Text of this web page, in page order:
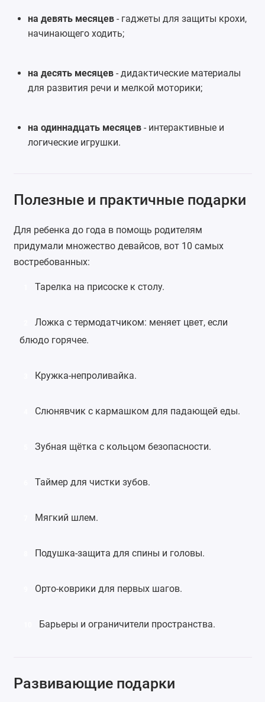
на девять месяцев- гаджеты для защиты крохи,
начинающего ходить;
на десять месяцев- дидактические материалы
для развития речи и мелкой моторики;
на одиннадцать месяцев- интерактивные и
логические игрушки.
Полезные и практичные подарки
Для ребенка до года в помощь родителям
придумали множество девайсов, вот 10 самых
востребованных:
Тарелка на присоске к столу.
Ложка с термодатчиком: меняет цвет, если
блюдо горячее.
Кружка-непроливайка.
Слюнявчик с кармашком для падающей еды.
Зубная щётка с кольцом безопасности.
Таймер для чистки зубов.
Мягкий шлем.
Подушка-защита для спины и головы.
Орто-коврики для первых шагов.
Барьеры и ограничители пространства.
Развивающие подарки